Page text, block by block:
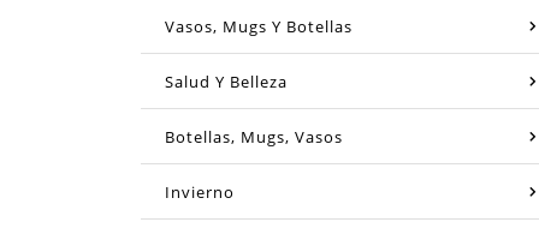
Vasos, Mugs Y Botellas
Salud Y Belleza
Botellas, Mugs, Vasos
Invierno